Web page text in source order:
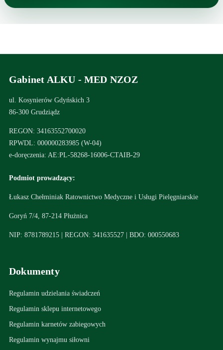
Gabinet ALKU - MED NZOZ
ul. Kosynierów Gdyńskich 3
86-300 Grudziądz
REGON: 34163552700020
RPWDL: 000000283985 (W-04)
e-doręczenia: AE:PL-58268-16006-CTAIB-29
Podmiot prowadzący:
Łukasz Chełminiak Ratownictwo Medyczne i Usługi Pielęgniarskie
Goryń 7/4, 87-214 Płużnica
NIP: 8781789215 | REGON: 341635527 | BDO: 000550683
Dokumenty
Regulamin udzielania świadczeń
Regulamin sklepu internetowego
Regulamin karnetów zabiegowych
Regulamin wynajmu siłowni